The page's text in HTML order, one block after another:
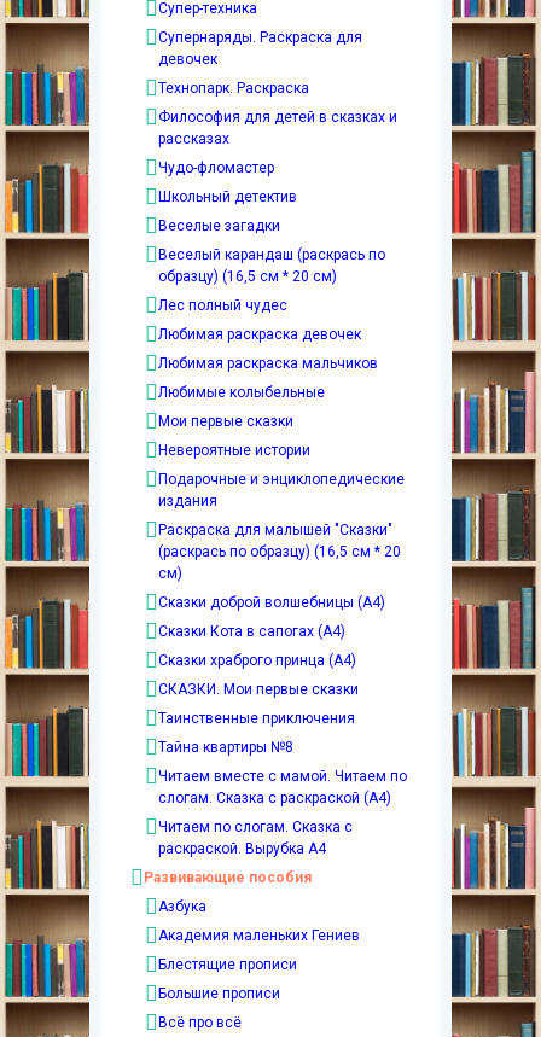
Супер-техника
Супернаряды. Раскраска для
девочек
Технопарк. Раскраска
Философия для детей в сказках и
рассказах
Чудо-фломастер
Школьный детектив
Веселые загадки
Веселый карандаш (раскрась по
образцу) (16,5 см * 20 см)
Лес полный чудес
Любимая раскраска девочек
Любимая раскраска мальчиков
Любимые колыбельные
Мои первые сказки
Невероятные истории
Подарочные и энциклопедические
издания
Раскраска для малышей "Сказки"
(раскрась по образцу) (16,5 см * 20
см)
Сказки доброй волшебницы (А4)
Сказки Кота в сапогах (А4)
Сказки храброго принца (А4)
СКАЗКИ. Мои первые сказки
Таинственные приключения
Тайна квартиры №8
Читаем вместе с мамой. Читаем по
слогам. Сказка с раскраской (А4)
Читаем по слогам. Сказка с
раскраской. Вырубка А4
Развивающие пособия
Азбука
Академия маленьких Гениев
Блестящие прописи
Большие прописи
Всё про всё